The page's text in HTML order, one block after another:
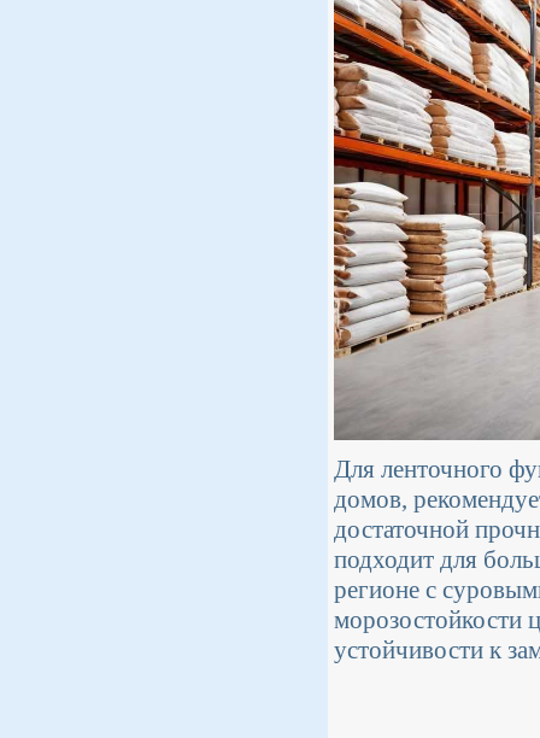
Для ленточного
домов,
достаточной
подходит для
регионе с
морозостойкости
устойчивости к